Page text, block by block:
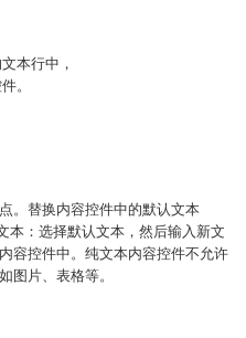
本行中，
。
。替换内容控件中的默认文本
本：选择默认文本，然后输入新文
容控件中。纯文本内容控件不允许
图片、表格等。